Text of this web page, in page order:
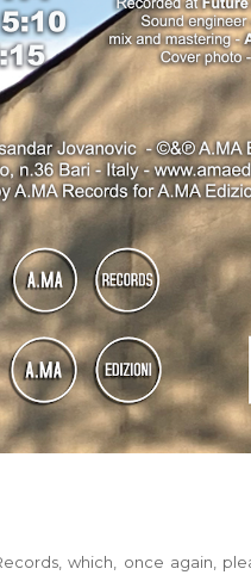
which, once again,